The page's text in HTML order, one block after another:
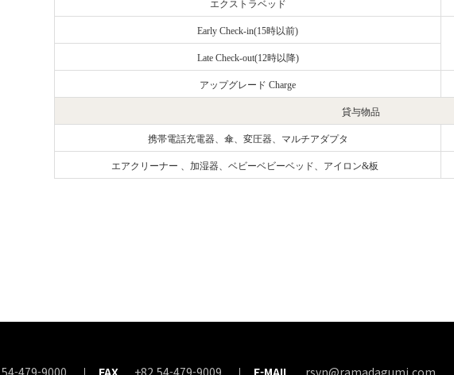
エクストラベッド
Early Check-in(15時以前)
Late Check-out(12時以降)
アップグレード Charge
貸与物品
携帯電話充電器、傘、変圧器、マルチアダプタ
エアクリーナー 、加湿器、ベビーベビーベッド、アイロン&板
479-9000 FAX +82 54-479-9009 E-MAIL rsvn@ramadagumi.com